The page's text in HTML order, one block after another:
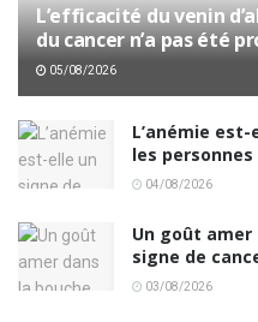
L’efficacité du venin
du cancer n’a pas été
05/08/2026
L’anémie
les personnes
04/08/2026
Un goût
signe de
03/08/2026